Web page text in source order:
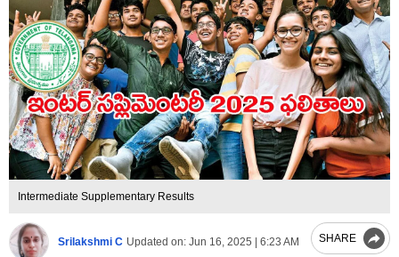
Intermediate Supplementary Results
Srilakshmi C Updated on: Jun 16, 2025 | 6:23 AM SHARE